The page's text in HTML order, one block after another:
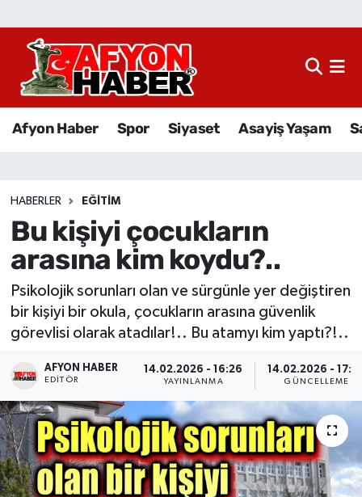
Afyon Haber Spor Siyaset Asayiş Yaşam
HABERLER EĞITIM
Bu kişiyi çocukların
arasına kim koydu?..
Psikolojik sorunları olan ve sürgünle yer değiştiren
bir kişiyi bir okula, çocukların arasına güvenlik
görevlisi olarak atadılar!.. Bu atamyı kim yaptı?!..
AFYON HABER
EDITÖR
14.02.2026 - 16:26
YAYINLANMA
14.02.2026 -
GÜNCELLEME
Afyon Haber
Sağlık
Eğitim
Sivil Toplum
Etkinlikler